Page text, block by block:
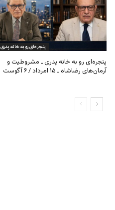
پنجره‌ای رو به خانه پدری
پنجره‌ای رو به خانه پدری ـ مشروطیت و
آرمان‌های رضاشاه ـ ۱۵ امرداد / ۶ آگوست